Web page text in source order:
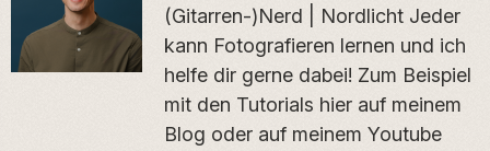
(Gitarren-)Nerd | Nordlicht Jeder
kann Fotografieren lernen und ich
helfe dir gerne dabei! Zum Beispiel
mit den Tutorials hier auf meinem
Blog oder auf meinem Youtube